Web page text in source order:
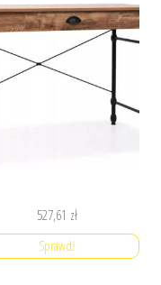
527,61 zł
Sprawdź